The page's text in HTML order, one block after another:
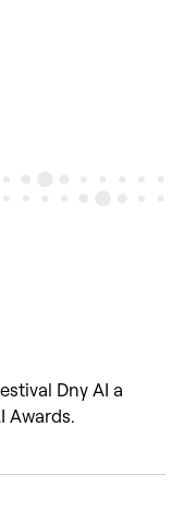
Dny AI a
Awards.